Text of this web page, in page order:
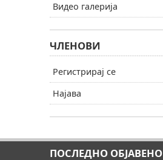
Видео галерија
ЧЛЕНОВИ
Регистрирај се
Најава
ПОСЛЕДНО ОБЈАВЕНО